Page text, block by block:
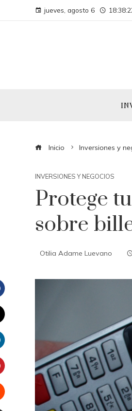
jueves, agosto 6
Inicio Inversiones y
INVERSIONES Y NEGOCIOS
Protege
sobre
Otilia Adame Luevano